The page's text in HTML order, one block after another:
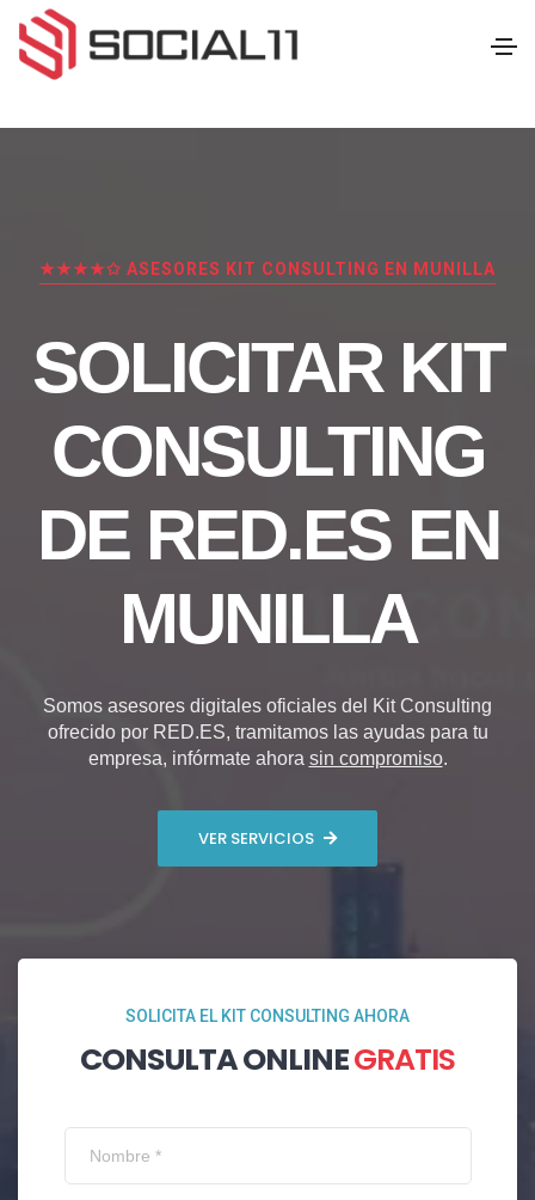
★★★★✩ ASESORES KIT CONSULTING EN MUNILLA
SOLICITAR KIT
CONSULTING
DE RED.ES EN
MUNILLA
Somos asesores digitales oficiales del Kit Consulting
ofrecido por RED.ES, tramitamos las ayudas para tu
empresa, infórmate ahora sin compromiso.
VER SERVICIOS
SOLICITA EL KIT CONSULTING AHORA
CONSULTA ONLINEGRATIS